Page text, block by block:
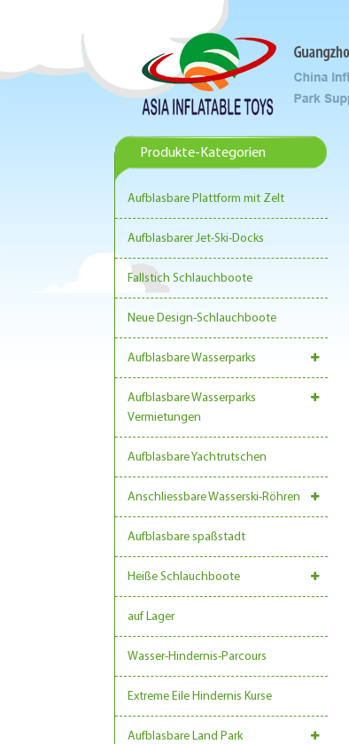
Produkte-Kategorien
Aufblasbare Plattform mit Zelt
Aufblasbarer Jet-Ski-Docks
Fallstich Schlauchboote
Neue Design-Schlauchboote
Aufblasbare Wasserparks
Aufblasbare Wasserparks
Vermietungen
Aufblasbare Yachtrutschen
Anschliessbare Wasserski-Röhren
Aufblasbare spaßstadt
Heiße Schlauchboote
auf Lager
Wasser-Hindernis-Parcours
Extreme Eile Hindernis Kurse
Aufblasbare Land Park